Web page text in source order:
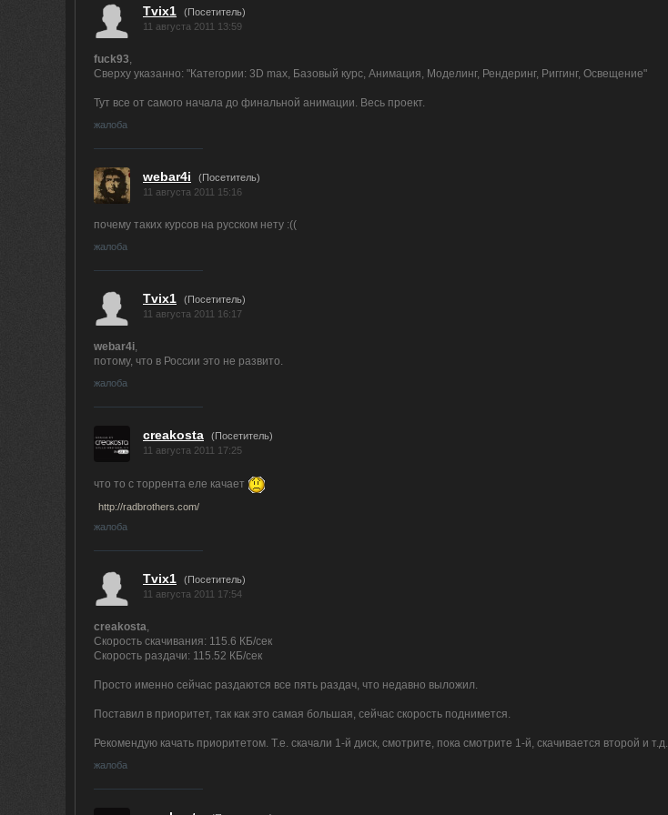
Tvix1
(Посетитель)
11 августа 2011 13:59
fuck93,
Сверху указанно: "Категории: 3D max, Базовый курс, Анимация, Моделинг, Рендеринг, Риггинг, Освещение"
Тут все от самого начала до финальной анимации. Весь проект.
жалоба
webar4i
(Посетитель)
11 августа 2011 15:16
почему таких курсов на русском нету :((
жалоба
Tvix1
(Посетитель)
11 августа 2011 16:17
webar4i,
потому, что в России это не развито.
жалоба
creakosta
(Посетитель)
11 августа 2011 17:25
что то с торрента еле качает
http://radbrothers.com/
жалоба
Tvix1
(Посетитель)
11 августа 2011 17:54
creakosta,
Скорость скачивания: 115.6 КБ/сек
Скорость раздачи: 115.52 КБ/сек
Просто именно сейчас раздаются все пять раздач, что недавно выложил.
Поставил в приоритет, так как это самая большая, сейчас скорость поднимется.
Рекомендую качать приоритетом. Т.е. скачали 1-й диск, смотрите, пока смотрите 1-й, скачивается второй и т.д.
жалоба